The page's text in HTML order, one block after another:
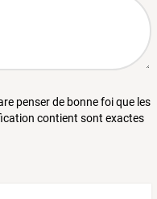
penser de bonne foi que les
contient sont exactes